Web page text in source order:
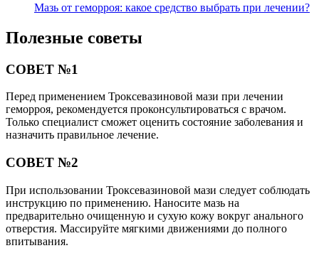
Мазь от геморроя: какое средство выбрать при лечении?
Полезные советы
СОВЕТ №1
Перед применением Троксевазиновой мази при лечении
геморроя, рекомендуется проконсультироваться с врачом.
Только специалист сможет оценить состояние заболевания и
назначить правильное лечение.
СОВЕТ №2
При использовании Троксевазиновой мази следует соблюдать
инструкцию по применению. Наносите мазь на
предварительно очищенную и сухую кожу вокруг анального
отверстия. Массируйте мягкими движениями до полного
впитывания.